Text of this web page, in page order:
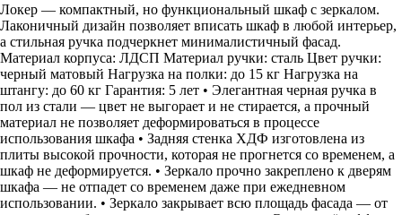
Локер — компактный, но функциональный шкаф с зеркалом.
Лаконичный дизайн позволяет вписать шкаф в любой интерьер,
а стильная ручка подчеркнет минималистичный фасад.
Материал корпуса: ЛДСП Материал ручки: сталь Цвет ручки:
черный матовый Нагрузка на полки: до 15 кг Нагрузка на
штангу: до 60 кг Гарантия: 5 лет • Элегантная черная ручка в
пол из стали — цвет не выгорает и не стирается, а прочный
материал не позволяет деформироваться в процессе
использования шкафа • Задняя стенка ХДФ изготовлена из
плиты высокой прочности, которая не прогнется со временем, а
шкаф не деформируется. • Зеркало прочно закреплено к дверям
шкафа — не отпадет со временем даже при ежедневном
использовании. • Зеркало закрывает всю площадь фасада — от